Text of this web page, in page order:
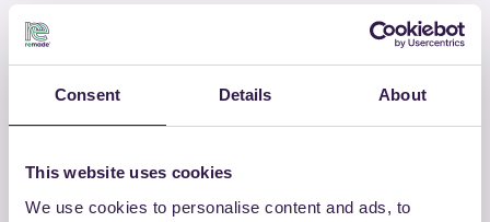
Consent Details About
This website uses cookies
We use cookies to personalise content and ads, to
Certificato Scarica